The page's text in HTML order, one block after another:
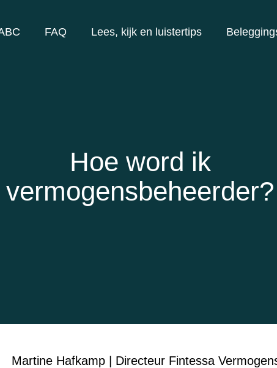
FAQ Lees, kijk en luistertips
Hoe word ik
vermogensbeheerder?
Martine Hafkamp | Directeur Fintessa